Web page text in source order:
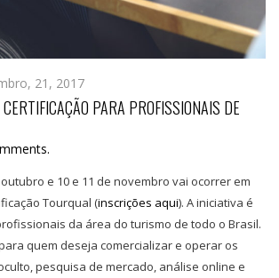
21, 2017
PARA PROFISSIONAIS DE
e 10 e 11 de novembro vai ocorrer em
Tourqual (inscrições aqui). A iniciativa é
da área do turismo de todo o Brasil.
quem deseja comercializar e operar os
pesquisa de mercado, análise online e